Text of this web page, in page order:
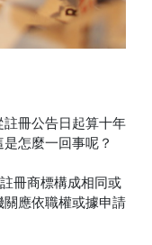
冊公告日起算十年
怎麼一回事呢？
冊商標構成相同或
應依職權或據申請